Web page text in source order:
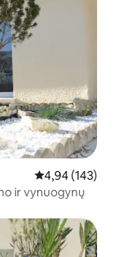
Vidutinis
4,94 (143)
ir vynuogynų